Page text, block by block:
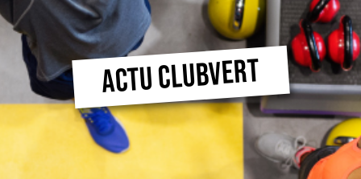
ACTU CLUBVERT